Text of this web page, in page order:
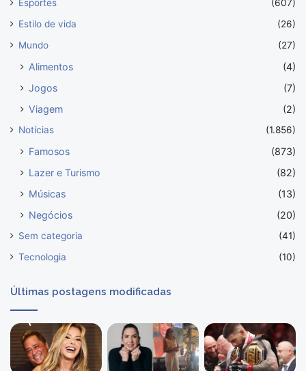
Esportes
(607)
Estilo de vida
(26)
Mundo
(27)
Alimentos
(4)
Jogos
(7)
Viagem
(2)
Notícias (1.856)
Famosos
(873)
Lazer e Turismo
(82)
Músicas
(13)
Negócios
(20)
Sem categoria
(41)
Tecnologia
(10)
Últimas postagens modificadas